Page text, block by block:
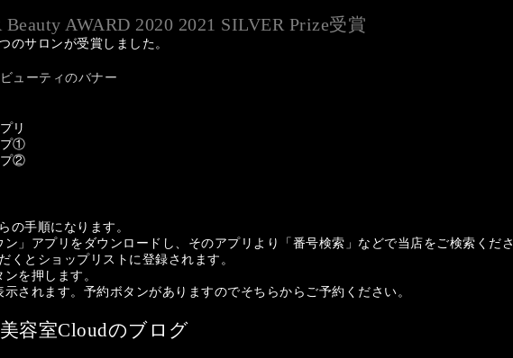
Beauty AWARD 2020 2021 SILVER Prize受賞
のサロンが受賞しました。
の手順になります。
ン」アプリをダウンロードし、そのアプリより「番号検索」などで当店をご検索くださ
くとショップリストに登録されます。
ンを押します。
示されます。予約ボタンがありますのでそちらからご予約ください。
容室Cloudのブログ